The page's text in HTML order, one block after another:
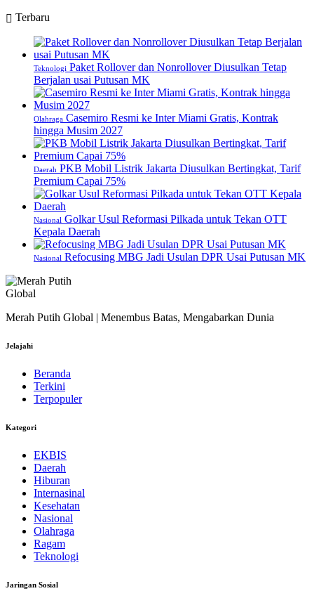
Terbaru
Teknologi Paket Rollover dan Nonrollover Diusulkan Tetap
Berjalan usai Putusan MK
Olahraga Casemiro Resmi ke Inter Miami Gratis, Kontrak
hingga Musim 2027
Daerah PKB Mobil Listrik Jakarta Diusulkan Bertingkat, Tarif
Premium Capai 75%
Nasional Golkar Usul Reformasi Pilkada untuk Tekan OTT
Kepala Daerah
Nasional Refocusing MBG Jadi Usulan DPR Usai Putusan MK
Merah Putih Global | Menembus Batas, Mengabarkan Dunia
Jelajahi
Beranda
Terkini
Terpopuler
Kategori
EKBIS
Daerah
Hiburan
Internasinal
Kesehatan
Nasional
Olahraga
Ragam
Teknologi
Jaringan Sosial